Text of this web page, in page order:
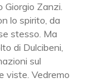
Giorgio Zanzi.
lo spirito, da
stesso. Ma
di Dulcibeni,
sul
viste. Vedremo